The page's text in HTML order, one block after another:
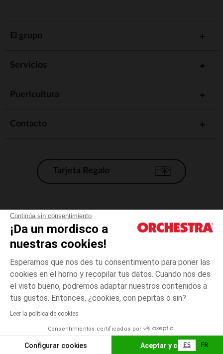
Continúa sin consentimiento
¡Da un mordisco a
nuestras cookies!
Esperamos que nos des tu consentimiento para poner las
cookies en el horno y recopilar tus datos. Cuando nos des
el visto bueno, podremos adaptar nuestros contenidos a
tus gustos. Entonces, ¿cookies, con pepitas o sin?
Leer la política de cookies
Consentimientos certificados por
Configurar cookies Aceptar y cerrar
Estampado
talla
unica
El pago medidante
AÑADIR A LA CESTA
El grupo
Servicios
Puericultura
Contacto
Tarjeta Regalo
Condiciones generales de venta
Aviso Legal
*Condiciones de las ofertas actuales
Gestión de las cookies
Accesibilidad: no conforme
Orchestra adhiere al código de ética de la Federación Francesa de comercio
electrónico y venta a distancia (FEVAD) y al sistema de mediación de
ES FR